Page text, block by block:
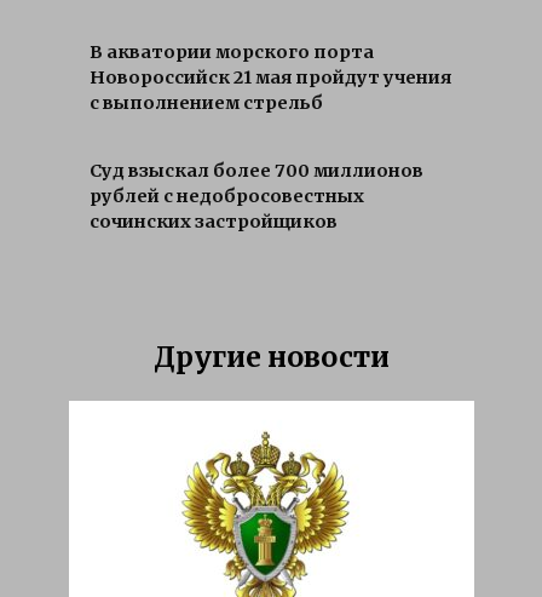
В акватории морского порта
Новороссийск 21 мая пройдут учения
с выполнением стрельб
Суд взыскал более 700 миллионов
рублей с недобросовестных
сочинских застройщиков
Другие новости